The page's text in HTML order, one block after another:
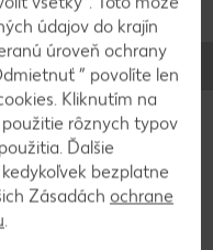
je dôležité na
kúpe alebo príprave by
do vzduchotesného
a kontaminácii. Teplota
skonzumovať by sa
skladovaniu sa
v mrazničke je
sa odporúča
údajov do krajín
úroveň ochrany
” povolíte len
Kliknutím na
rôznych typov
Ďalšie
bezplatne
Zásadách ochrane
.